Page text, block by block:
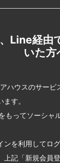
Line経由
いた方
ハウスのサービ
す。
もってソーシャ
ンを利用してロ
上記「新規会員